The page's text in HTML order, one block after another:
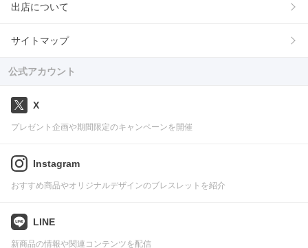
出店について
サイトマップ
公式アカウント
X
プレゼント企画や期間限定のキャンペーンを開催
Instagram
おすすめ商品やオリジナルデザインのブレスレットを紹介
LINE
新商品の情報や関連コンテンツを配信